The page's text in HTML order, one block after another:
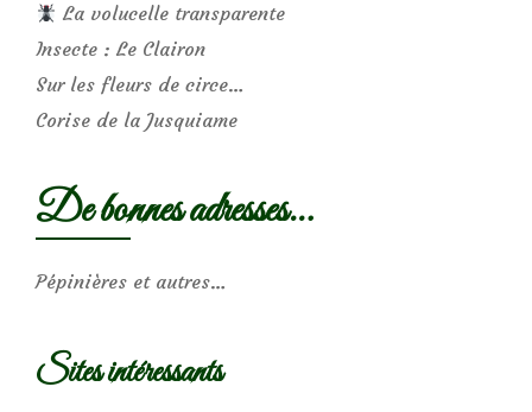
La volucelle transparente
Insecte : Le Clairon
Sur les fleurs de circe…
Corise de la Jusquiame
De bonnes adresses…
Pépinières et autres…
Sites intéressants